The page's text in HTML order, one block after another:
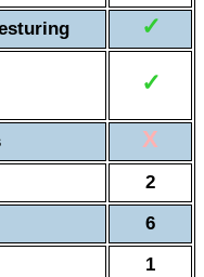
✓
✓
X
2
6
1